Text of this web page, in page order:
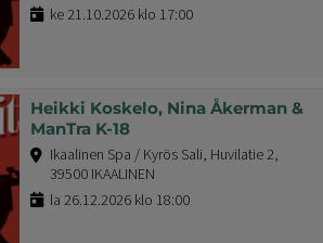
ke 21.10.2026 klo 17:00
Heikki Koskelo, Nina Åkerman &
ManTra K-18
Ikaalinen Spa / Kyrös Sali, Huvilatie 2,
39500 IKAALINEN
la 26.12.2026 klo 18:00